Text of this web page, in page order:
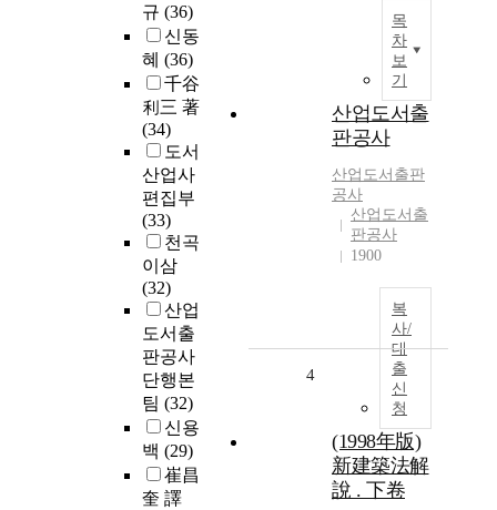
규 (36)
신동
혜 (36)
千谷
利三 著
(34)
도서
산업사
편집부
(33)
천곡
이삼
(32)
산업
도서출
판공사
단행본
팀 (32)
신용
백 (29)
崔昌
奎 譯
목
차
보
기
산업도서출
판공사
산업도서출판
공사
산업도서출
판공사
1900
복
사/
대
출
신
청
4
(1998年版)
新建築法解
說 . 下卷